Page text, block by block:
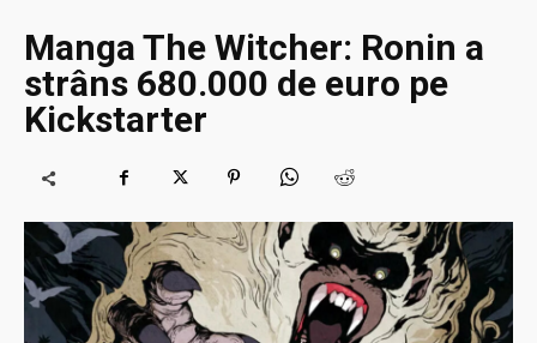
Manga The Witcher: Ronin a
strâns 680.000 de euro pe
Kickstarter